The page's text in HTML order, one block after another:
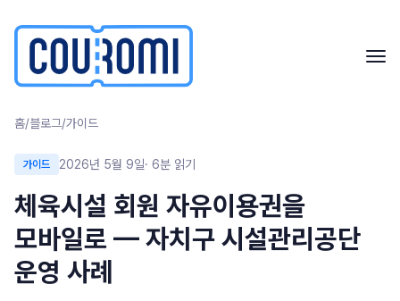
홈/블로그/가이드
가이드 2026년 5월 9일· 6분 읽기
체육시설 회원 자유이용권을
모바일로 — 자치구 시설관리공단
운영 사례